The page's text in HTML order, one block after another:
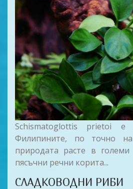
Schismatoglottis prietoi е
Филипините, по точно
природата расте в големи
пясъчни речни корита...
СЛАДКОВОДНИ РИБИ